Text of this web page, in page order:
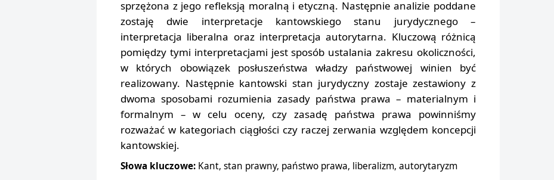
sprzężona z jego refleksją moralną i etyczną. Następnie analizie poddane
zostaję dwie interpretacje kantowskiego stanu jurydycznego –
interpretacja liberalna oraz interpretacja autorytarna. Kluczową różnicą
pomiędzy tymi interpretacjami jest sposób ustalania zakresu okoliczności,
w których obowiązek posłuszeństwa władzy państwowej winien być
realizowany. Następnie kantowski stan jurydyczny zostaje zestawiony z
dwoma sposobami rozumienia zasady państwa prawa – materialnym i
formalnym – w celu oceny, czy zasadę państwa prawa powinniśmy
rozważać w kategoriach ciągłości czy raczej zerwania względem koncepcji
kantowskiej.
Słowa kluczowe: Kant, stan prawny, państwo prawa, liberalizm, autorytaryzm